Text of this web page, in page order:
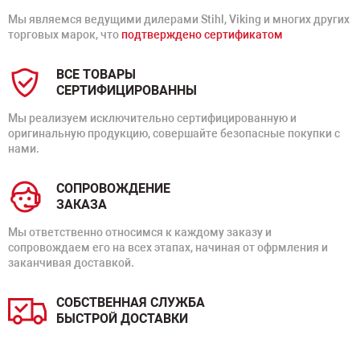
Мы являемся ведущими дилерами Stihl, Viking и многих других
торговых марок, что подтверждено сертификатом
ВСЕ ТОВАРЫ
СЕРТИФИЦИРОВАННЫ
Мы реализуем исключительно сертифицированную и
оригинальную продукцию, совершайте безопасные покупки с
нами.
СОПРОВОЖДЕНИЕ
ЗАКАЗА
Мы ответственно относимся к каждому заказу и
сопровождаем его на всех этапах, начиная от офрмления и
заканчивая доставкой.
СОБСТВЕННАЯ СЛУЖБА
БЫСТРОЙ ДОСТАВКИ